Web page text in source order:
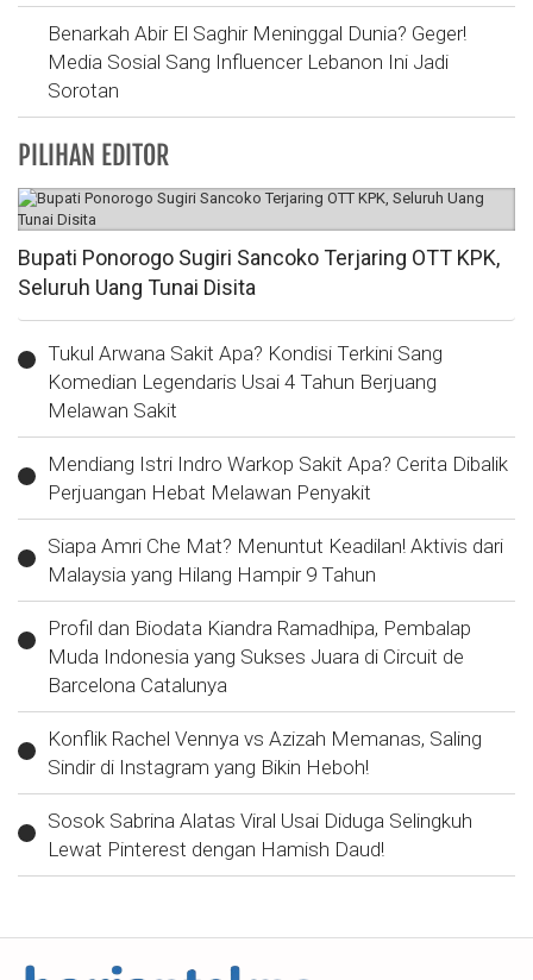
Benarkah Abir El Saghir Meninggal Dunia? Geger!
Media Sosial Sang Influencer Lebanon Ini Jadi
Sorotan
PILIHAN EDITOR
Bupati Ponorogo Sugiri Sancoko Terjaring OTT KPK,
Seluruh Uang Tunai Disita
Tukul Arwana Sakit Apa? Kondisi Terkini Sang
Komedian Legendaris Usai 4 Tahun Berjuang
Melawan Sakit
Mendiang Istri Indro Warkop Sakit Apa? Cerita Dibalik
Perjuangan Hebat Melawan Penyakit
Siapa Amri Che Mat? Menuntut Keadilan! Aktivis dari
Malaysia yang Hilang Hampir 9 Tahun
Profil dan Biodata Kiandra Ramadhipa, Pembalap
Muda Indonesia yang Sukses Juara di Circuit de
Barcelona Catalunya
Konflik Rachel Vennya vs Azizah Memanas, Saling
Sindir di Instagram yang Bikin Heboh!
Sosok Sabrina Alatas Viral Usai Diduga Selingkuh
Lewat Pinterest dengan Hamish Daud!